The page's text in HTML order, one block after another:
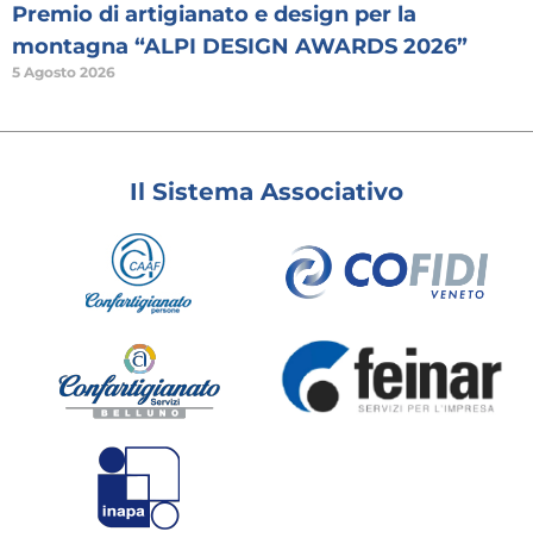
Premio di artigianato e design per la
montagna “ALPI DESIGN AWARDS 2026”
5 Agosto 2026
Il Sistema Associativo